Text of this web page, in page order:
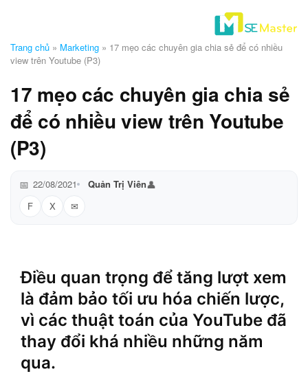
Trang chủ » Marketing » 17 mẹo các chuyên gia chia sẻ để có nhiều
view trên Youtube (P3)
17 mẹo các chuyên gia chia sẻ
để có nhiều view trên Youtube
(P3)
22/08/2021
Quản Trị Viên
F
X
Điều quan trọng để tăng lượt xem
là đảm bảo tối ưu hóa chiến lược,
vì các thuật toán của YouTube đã
thay đổi khá nhiều những năm
qua.